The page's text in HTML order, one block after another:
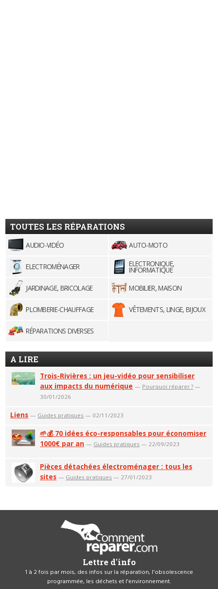
TOUTES LES RÉPARATIONS
AUDIO-VIDÉO AUTO-MOTO
ELECTROMÉNAGER ELECTRONIQUE,
INFORMATIQUE
JARDINAGE, BRICOLAGE
MOBILIER, MAISON
PLOMBERIE-CHAUFFAGE VÊTEMENTS, LINGE, BIJOUX
RÉPARATIONS DIVERSES
A LIRE
Trois-Rivières : un jeu-vidéo pour sensibiliser
aux impacts du numérique — Pourquoi réparer ? —
30/01/2026
Liens — Guides pratiques — 02/11/2023
🌱💰 70 idées éco-responsables pour économiser
1000€ par an — Guides pratiques — 22/09/2023
Pièces détachées électroménager : tous les
sites — Guides pratiques — 27/01/2023
Lettre d'info
1 à 2 fois par mois, des infos sur la réparation, l'obsolescence
programmée, les déchets et l'environnement.